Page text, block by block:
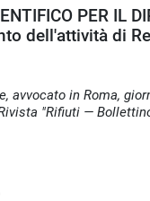
PER IL
dell'attività di
avvocato in Roma,
"Rifiuti —